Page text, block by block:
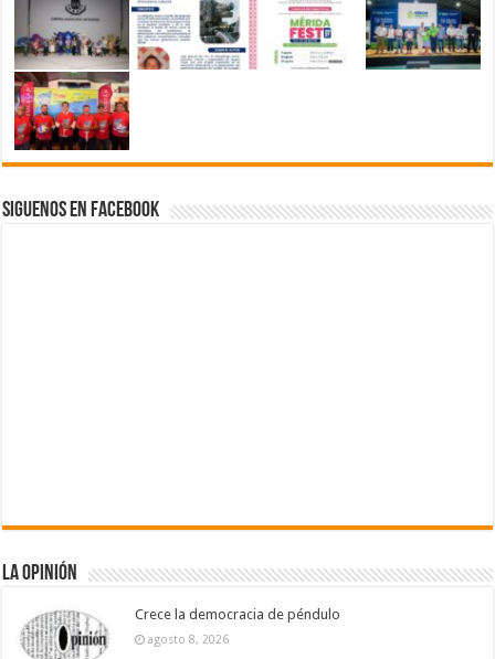
Siguenos en Facebook
La Opinión
Crece la democracia de péndulo
agosto 8, 2026